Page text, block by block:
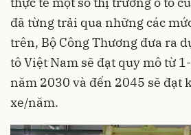
đã từng trải qua những các
trên, Bộ Công Thương đưa ra
tô Việt Nam sẽ đạt quy mô từ
năm 2030 và đến 2045 sẽ đạt
xe/năm.